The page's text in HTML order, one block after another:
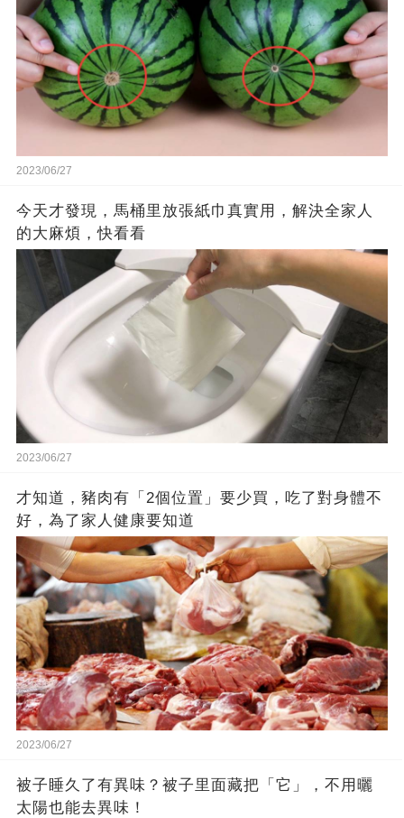
2023/06/27
今天才發現，馬桶里放張紙巾真實用，解決全家人
的大麻煩，快看看
2023/06/27
才知道，豬肉有「2個位置」要少買，吃了對身體不
好，為了家人健康要知道
2023/06/27
被子睡久了有異味？被子里面藏把「它」，不用曬
太陽也能去異味！